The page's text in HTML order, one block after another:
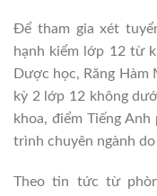
Để tham gia xét
hạnh kiểm lớp 12 từ
Dược học, Răng Hàm
kỳ 2 lớp 12 không
khoa, điểm Tiếng
trình chuyên ngành
Theo tin tức từ